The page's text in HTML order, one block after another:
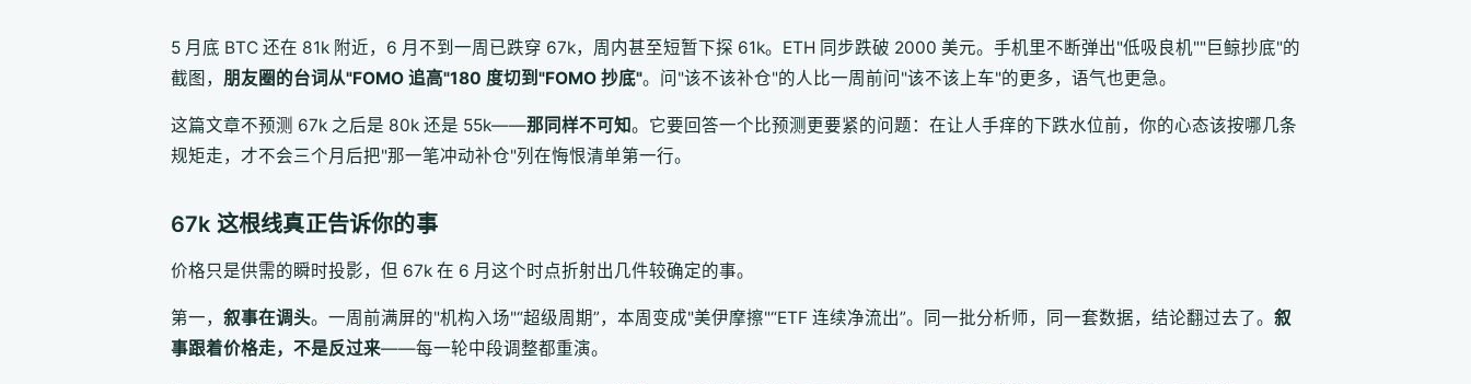
5 月底 BTC 还在 81k 附近，6 月不到一周已跌穿 67k，周内甚至短暂下探 61k。ETH 同步跌破 2000 美元。手机里不断弹出"低吸良机""巨鲸抄底"的
截图， 朋友圈的台词从"FOMO 追高"180 度切到"FOMO 抄底"。问"该不该补仓"的人比一周前问"该不该上车"的更多，语气也更急。
这篇文章不预测 67k 之后是 80k 还是 55k——那同样不可知。它要回答一个比预测更要紧的问题：在让人手痒的下跌水位前，你的心态该按哪几条
规矩走，才不会三个月后把"那一笔冲动补仓"列在悔恨清单第一行。
67k 这根线真正告诉你的事
价格只是供需的瞬时投影，但 67k 在 6 月这个时点折射出几件较确定的事。
第一， 叙事在调头。一周前满屏的"机构入场"“超级周期”，本周变成"美伊摩擦"“ETF 连续净流出”。同一批分析师，同一套数据，结论翻过去了。 叙
事跟着价格走，不是反过来——每一轮中段调整都重演。